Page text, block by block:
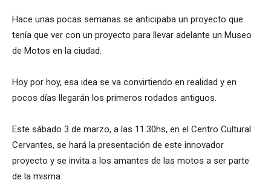
Hace unas pocas semanas se anticipaba un proyecto que
tenía que ver con un proyecto para llevar adelante un Museo
de Motos en la ciudad.
Hoy por hoy, esa idea se va convirtiendo en realidad y en
pocos días llegarán los primeros rodados antiguos.
Este sábado 3 de marzo, a las 11.30hs, en el Centro Cultural
Cervantes, se hará la presentación de este innovador
proyecto y se invita a los amantes de las motos a ser parte
de la misma.